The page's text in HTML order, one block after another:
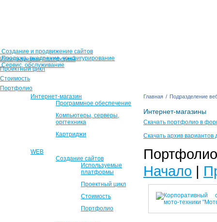
Создание и продвижение сайтов
Продажа, внедрение, конфигурирование
Сервис, обслуживание
Используемые платформы
Проектный цикл
Стоимость
Портфолио
Интернет-магазин
Программное обеспечение
Компьютеры, серверы,
оргтехника
Картриджи
WEB
Создание сайтов
Используемые
платформы
Проектный цикл
Стоимость
Портфолио
Главная / Подразделение
Интернет-магазины
Скачать портфолио в
Скачать архив вариантов
Начало |